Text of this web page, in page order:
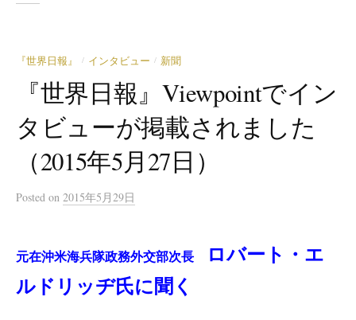
『世界日報』 / インタビュー / 新聞
『世界日報』Viewpointでイン
タビューが掲載されました
（2015年5月27日）
Posted on 2015年5月29日
元在沖米海兵隊政務外交部次長
ロバート・エ
ルドリッヂ氏に聞く